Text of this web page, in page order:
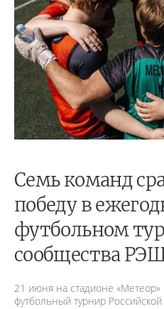
Семь команд
победу в
футбольном
сообщества
21 июня на стадионе «Метеор»
футбольный турнир